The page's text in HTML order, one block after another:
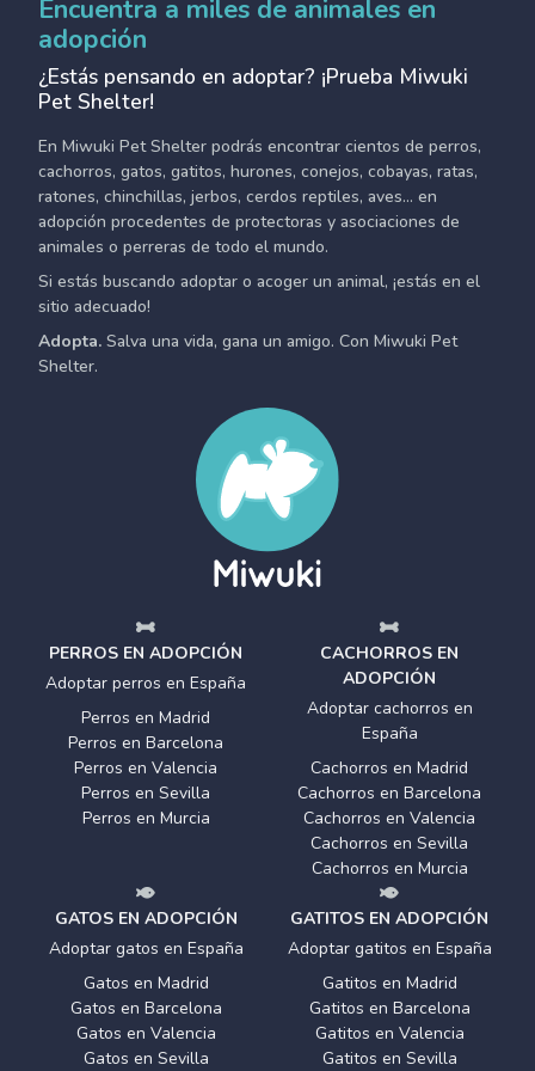
Encuentra a miles de animales en
adopción
¿Estás pensando en adoptar? ¡Prueba Miwuki
Pet Shelter!
En Miwuki Pet Shelter podrás encontrar cientos de perros,
cachorros, gatos, gatitos, hurones, conejos, cobayas, ratas,
ratones, chinchillas, jerbos, cerdos reptiles, aves... en
adopción procedentes de protectoras y asociaciones de
animales o perreras de todo el mundo.
Si estás buscando adoptar o acoger un animal, ¡estás en el
sitio adecuado!
Adopta. Salva una vida, gana un amigo. Con Miwuki Pet
Shelter.
PERROS EN ADOPCIÓN
Adoptar perros en España
Perros en Madrid
Perros en Barcelona
Perros en Valencia
Perros en Sevilla
Perros en Murcia
CACHORROS EN
ADOPCIÓN
Adoptar cachorros en
España
Cachorros en Madrid
Cachorros en Barcelona
Cachorros en Valencia
Cachorros en Sevilla
Cachorros en Murcia
GATOS EN ADOPCIÓN
Adoptar gatos en España
Gatos en Madrid
Gatos en Barcelona
Gatos en Valencia
Gatos en Sevilla
GATITOS EN ADOPCIÓN
Adoptar gatitos en España
Gatitos en Madrid
Gatitos en Barcelona
Gatitos en Valencia
Gatitos en Sevilla